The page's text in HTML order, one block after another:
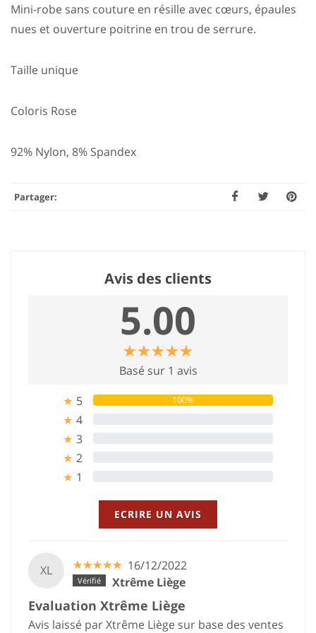
Mini-robe sans couture en résille avec cœurs, épaules
nues et ouverture poitrine en trou de serrure.
Taille unique
Coloris Rose
92% Nylon, 8% Spandex
Partager:
Avis des clients
5.00
☆☆☆☆☆
★★★★★
Basé sur 1 avis
★ 5 100%
★ 4
★ 3
★ 2
★ 1
ECRIRE UN AVIS
XL ☆☆☆☆☆
★★★★★ 16/12/2022
Xtrême Liège
Evaluation Xtrême Liège
Avis laissé par Xtrême Liège sur base des ventes